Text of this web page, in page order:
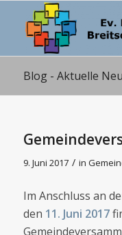
Blog - Aktuelle
9. Juni 2017 / in
Im Anschluss an
den 11. Juni 2017